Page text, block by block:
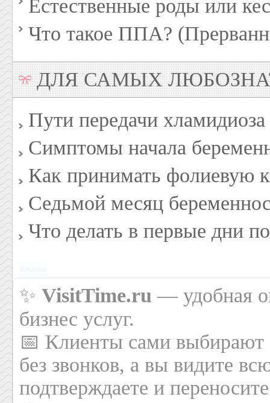
Естественные роды или
Что такое ППА?
ДЛЯ САМЫХ
Пути передачи хламидиоза
Симптомы начала
Как принимать фолиевую
Седьмой месяц
Что делать в первые дни
✨ VisitTime.ru — удобная
бизнес услуг.
📅 Клиенты сами выбирают
без звонков, а вы видите
подтверждаете и